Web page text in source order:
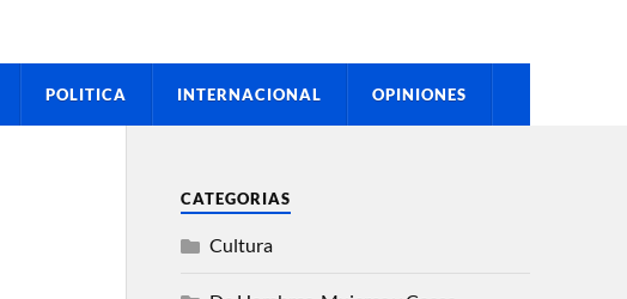
POLITICA INTERNACIONAL OPINIONES
CATEGORIAS
Cultura